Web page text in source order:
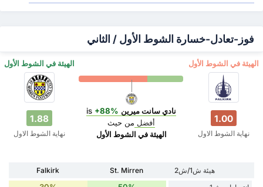
فوز-تعادل-خسارة الشوط الأول / الثاني
‏الهيئة في الشوط الأول ‏الهيئة في الشوط الأول
1.88
نهاية الشوط الاول
نادي سانت ميرين +88%
أفضل من حيث
‏الهيئة في الشوط الأول
1.00
نهاية الشوط الاول
هيئة ش1/ش2 St. Mirren
Falkirk